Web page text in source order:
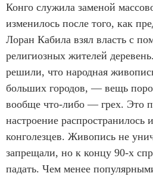
Конго служила заменой
изменилось после того, как
Лоран Кабила взял власть с
религиозных жителей
решили, что народная
больших городов, — вещь
вообще что-либо — грех. Это
настроение распространилось
конголезцев. Живопись не
запрещали, но к концу 90-х
падать. Чем менее